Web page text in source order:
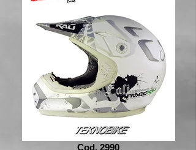
Cod. 2990